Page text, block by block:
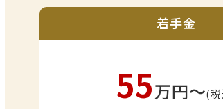
着手金
55万円〜(